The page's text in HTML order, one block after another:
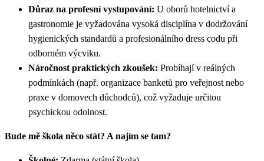
Důraz na profesní vystupování: U oborů hotelnictví a
gastronomie je vyžadována vysoká disciplína v dodržování
hygienických standardů a profesionálního dress codu při
odborném výcviku.
Náročnost praktických zkoušek: Probíhají v reálných
podmínkách (např. organizace banketů pro veřejnost nebo
praxe v domovech důchodců), což vyžaduje určitou
psychickou odolnost.
Bude mě škola něco stát? A najím se tam?